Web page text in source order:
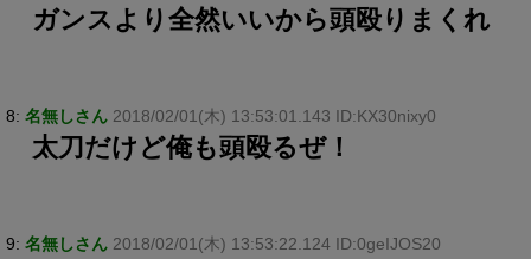
ガンスより全然いいから頭殴りまくれ
8: 名無しさん 2018/02/01(木) 13:53:01.143 ID:KX30nixy0
太刀だけど俺も頭殴るぜ！
9: 名無しさん 2018/02/01(木) 13:53:22.124 ID:0geIJOS20